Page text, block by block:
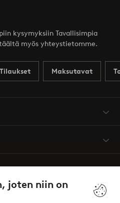
joten niin on
kysymyksiin Tavallisimpia
myös yhteystietomme.
Tilaukset Maksutavat